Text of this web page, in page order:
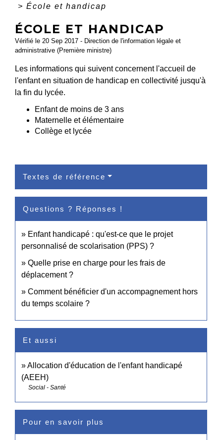
> École et handicap
ÉCOLE ET HANDICAP
Vérifié le 20 Sep 2017 - Direction de l'information légale et
administrative (Première ministre)
Les informations qui suivent concernent l'accueil de
l'enfant en situation de handicap en collectivité jusqu'à
la fin du lycée.
Enfant de moins de 3 ans
Maternelle et élémentaire
Collège et lycée
Textes de référence
Questions ? Réponses !
Enfant handicapé : qu'est-ce que le projet
personnalisé de scolarisation (PPS) ?
Quelle prise en charge pour les frais de
déplacement ?
Comment bénéficier d'un accompagnement hors
du temps scolaire ?
Et aussi
Allocation d'éducation de l'enfant handicapé
(AEEH)
Social - Santé
Pour en savoir plus